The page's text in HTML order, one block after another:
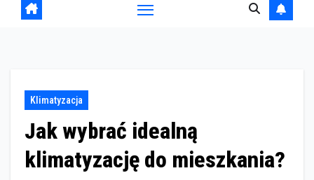
Klimatyzacja
Jak wybrać idealną
klimatyzację do mieszkania?